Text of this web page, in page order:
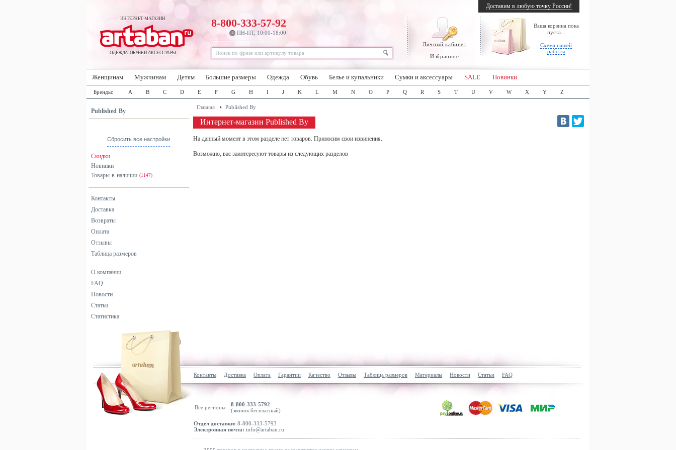
ИНТЕРНЕТ-МАГАЗИН
ОДЕЖДА, ОБУВЬ И АКСЕССУАРЫ
Личный кабинет
Избранное
Ваша корзина пока
пуста...
Схема нашей
работы
8-800-333-57-92
ПН-ПТ, 10:00-18:00
Доставим в любую точку России!
Женщинам Мужчинам Детям Большие размеры Одежда Обувь Белье и купальники Сумки и аксессуары SALE Новинки
Бренды: A B C D E F G H I J K L M N O P Q R S T U V W X Y Z
Published By
Сбросить все настройки
Скидки
Новинки
Товары в наличии (1147)
Контакты
Доставка
Возвраты
Оплата
Отзывы
Таблица размеров
О компании
FAQ
Новости
Статьи
Статистика
Главная Published By
Интернет-магазин Published By
На данный момент в этом разделе нет товаров. Приносим свои извинения.
Возможно, вас заинтересуют товары из следующих разделов
Контакты Доставка Оплата Гарантии Качество Отзывы Таблица размеров Материалы Новости Статьи FAQ
Все регионы
8-800-333-5792
(звонок бесплатный)
Отдел доставки: 8-800-333-5793
Электронная почта: info@artaban.ru